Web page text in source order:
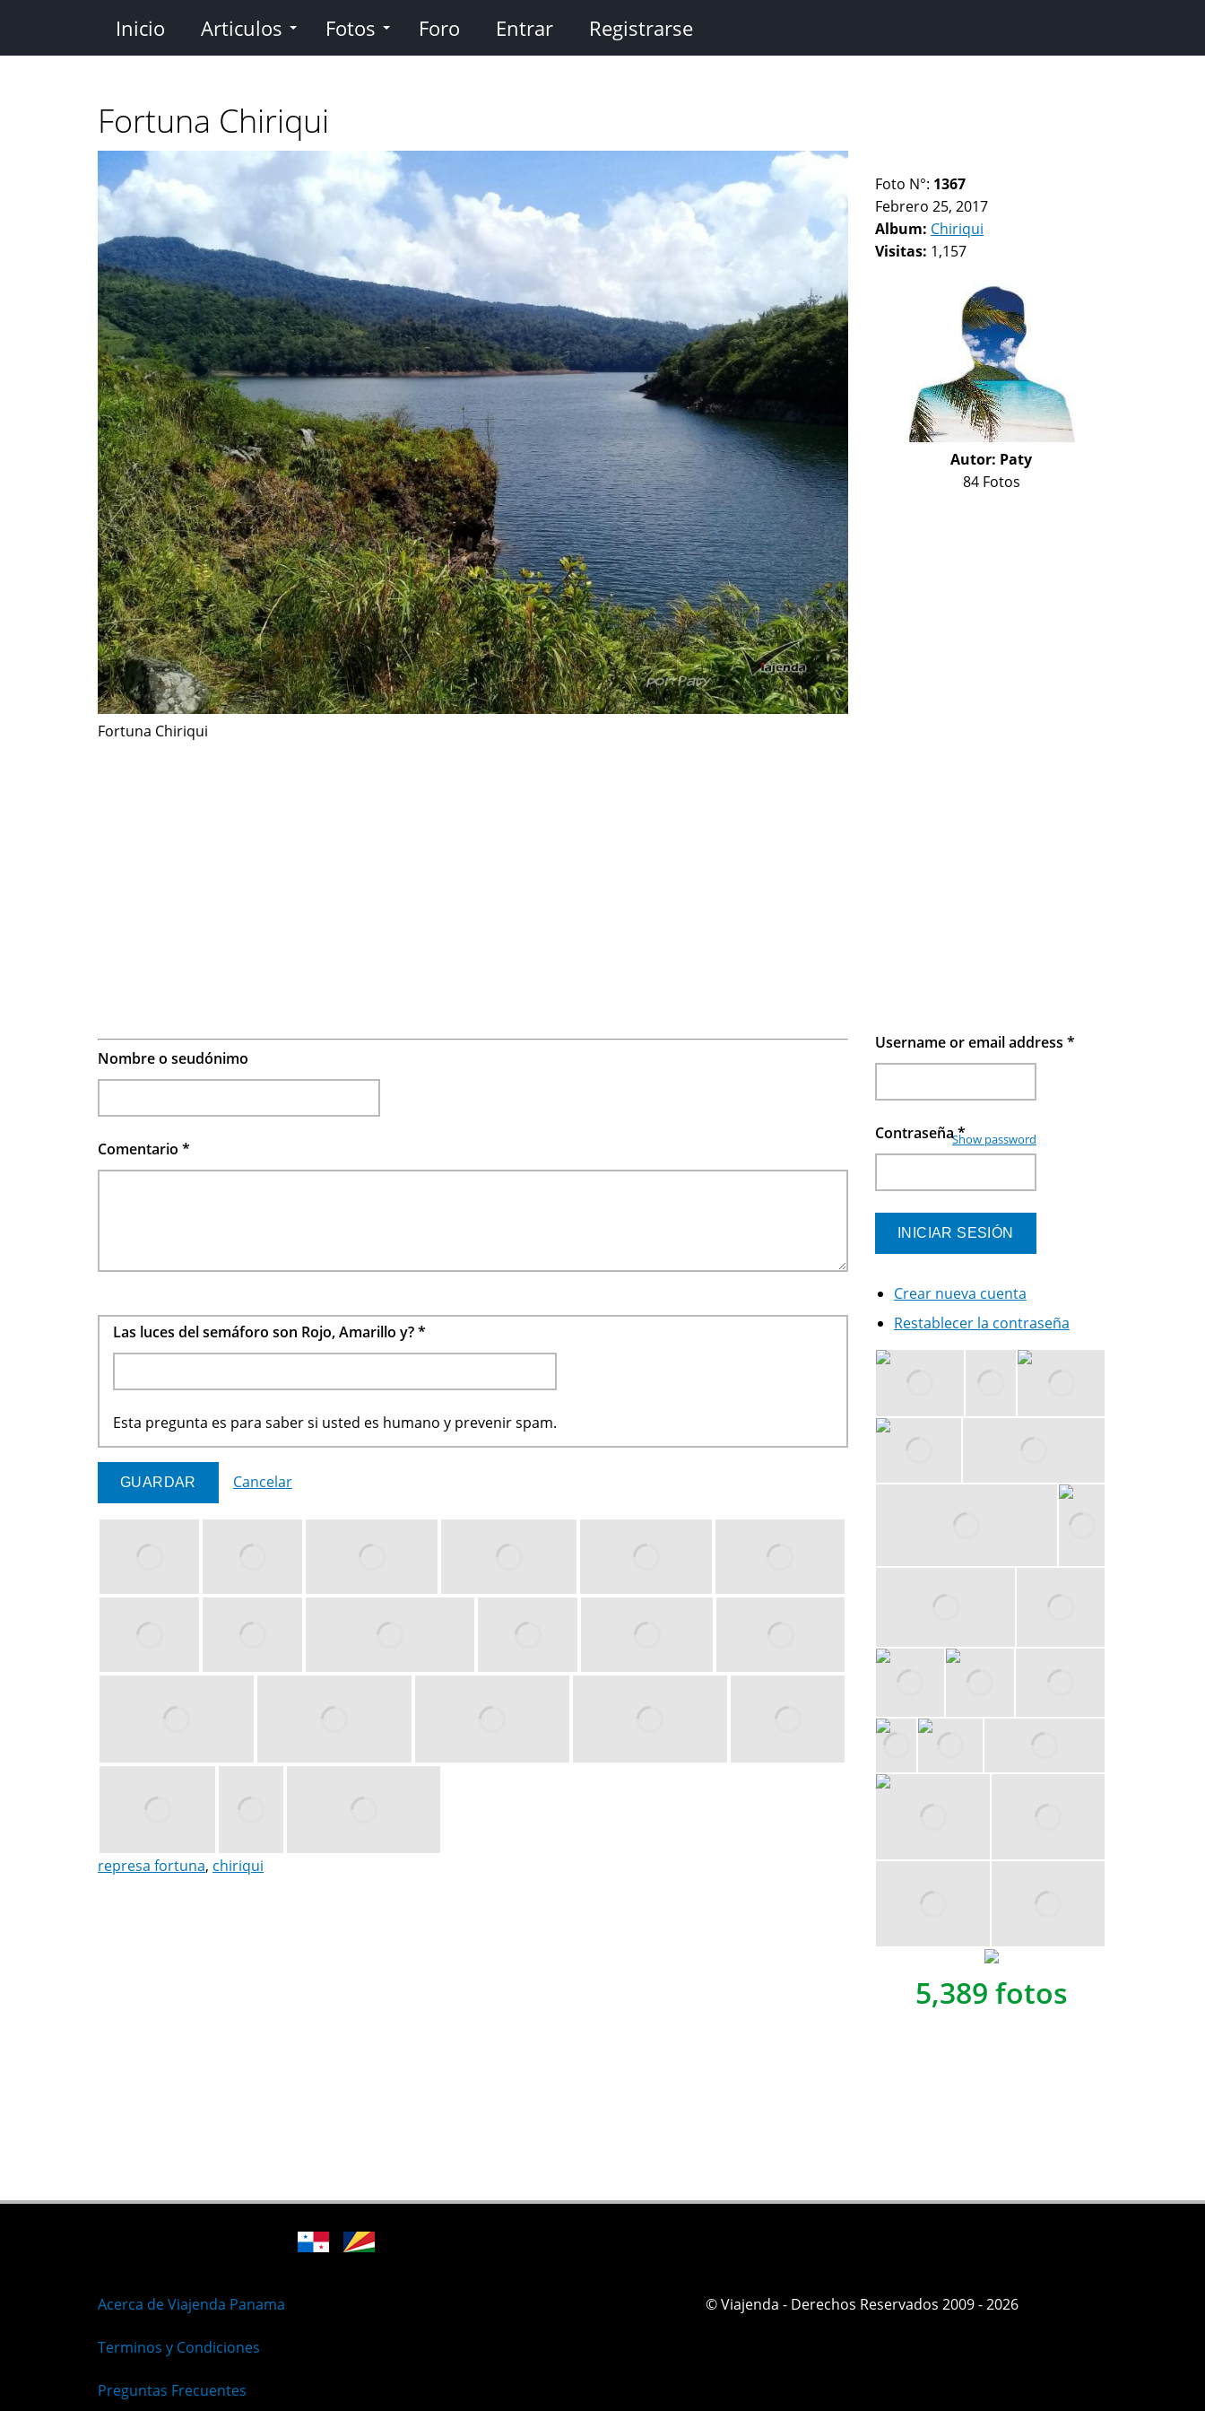
contenido
Inicio Articulos Fotos Foro Entrar Registrarse
Fortuna Chiriqui
Fortuna Chiriqui
Foto N°: 1367
Febrero 25, 2017
Album: Chiriqui
Visitas: 1,157
Autor: Paty
84 Fotos
Nombre o seudónimo
Comentario *
Las luces del semáforo son Rojo, Amarillo y?*
Esta pregunta es para saber si usted es humano y prevenir spam.
Cancelar
represa fortuna, chiriqui
Username or email address *
Contraseña*
Show password
Crear nueva cuenta
Restablecer la contraseña
5,389 fotos
Acerca de Viajenda Panama
Terminos y Condiciones
Preguntas Frecuentes
© Viajenda - Derechos Reservados 2009 - 2026